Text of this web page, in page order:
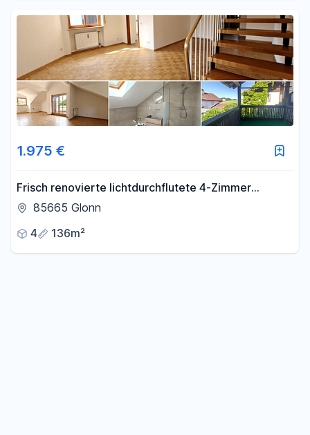
1.975 €
Frisch renovierte lichtdurchflutete 4-Zimmer
Maisonette Wohnung mit großem Balkon und TG
85665 Glonn
4
136m²